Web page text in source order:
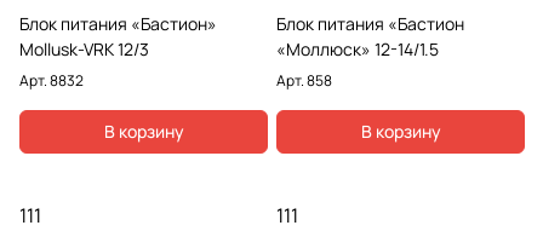
Блок питания «Бастион»
Mollusk-VRK 12/3
Арт.8832
В корзину
Блок питания «Бастион
«Моллюск» 12-14/1.5
Арт.858
В корзину
111 111